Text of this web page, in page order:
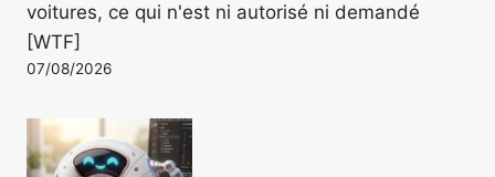
voitures, ce qui n'est ni autorisé ni demandé
[WTF]
07/08/2026